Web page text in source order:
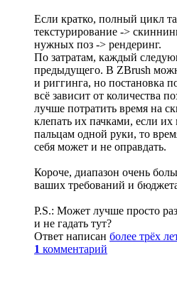
Если кратко, полный цикл
текстурирование ->
нужных поз -> рендеринг.
По затратам, каждый
предыдущего. В ZBrush
и риггинга, но постановка
всё зависит от количества
лучше потратить время на
клепать их пачками, если
пальцам одной руки, то
себя может и не оправдать.
Короче, диапазон очень
ваших требований и
P.S.: Может лучше просто
и не гадать тут?
Ответ написан более трёх
1 комментарий